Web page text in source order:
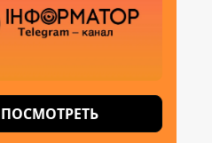
ПОСМОТРЕТЬ